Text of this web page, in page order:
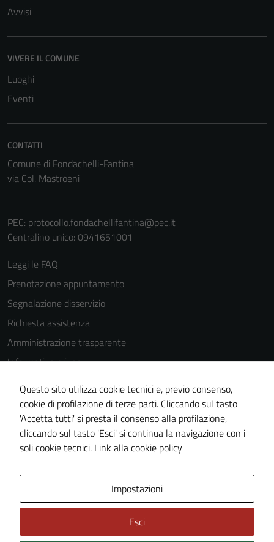
Avvisi
VIVERE IL COMUNE
Luoghi
Eventi
CONTATTI
Comune di Fondachelli-Fantina
via Col. Mastroeni
PEC: protocollo.fondachellifantina@pec.it
Centralino unico: 0941651001
Leggi le FAQ
Prenotazione appuntamento
Segnalazione disservizio
Richiesta assistenza
Amministrazione trasparente
Informativa privacy
Note legali
Dichiarazione di accessibilità
Piano di miglioramento del sito
Questo sito utilizza cookie tecnici e, previo consenso,
cookie di profilazione di terze parti. Cliccando sul tasto
'Accetta tutti' si presta il consenso alla profilazione,
cliccando sul tasto 'Esci' si continua la navigazione con i
soli cookie tecnici. Link alla cookie policy
Impostazioni
Esci
funzionamento
possono
essere
disabilitati.
Questi cookie
non raccolgono
personali.